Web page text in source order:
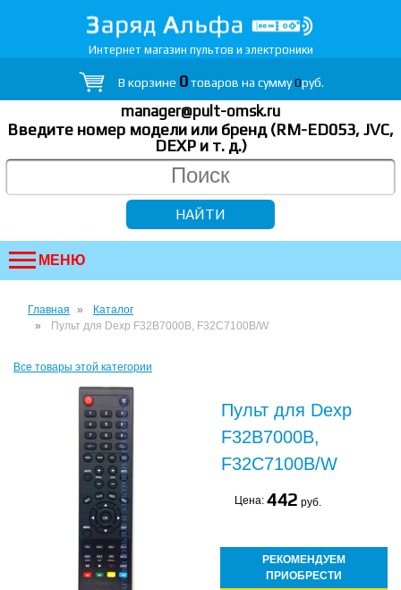
Интернет магазин пультов и электроники
В корзине 0товаров на сумму0руб.
manager@pult-omsk.ru
Введите номер модели или бренд (RM-ED053, JVC,
DEXP и т. д.)
МЕНЮ
Главная
Каталог
Пульт для Dexp F32B7000B, F32C7100B/W
Все товары этой категории
Пульт для Dexp
F32B7000B,
F32C7100B/W
Цена: 442 руб.
РЕКОМЕНДУЕМ
ПРИОБРЕСТИ